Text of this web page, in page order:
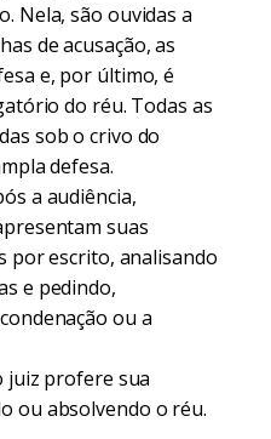
Nela, são ouvidas a
de acusação, as
e, por último, é
do réu. Todas as
sob o crivo do
defesa.
a audiência,
suas
por escrito, analisando
e pedindo,
ou a
juiz profere sua
ou absolvendo o réu.